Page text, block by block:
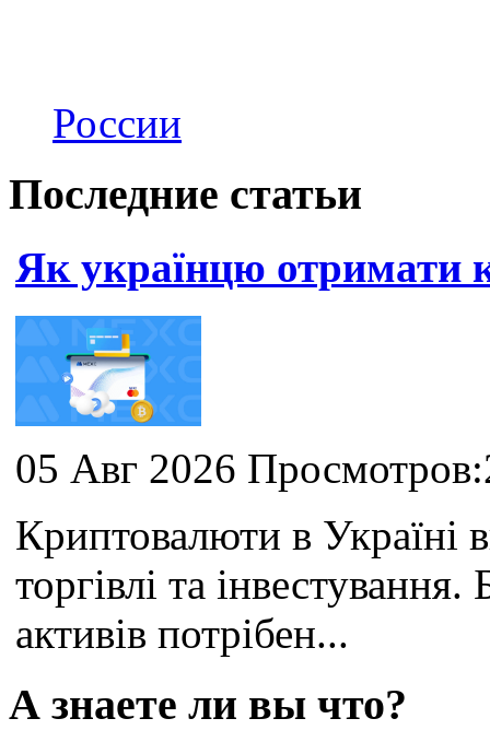
России
Последние статьи
Як українцю отримати
05 Авг 2026
Криптовалюти в Україні
торгівлі та
активів потрібен...
А знаете ли вы что?